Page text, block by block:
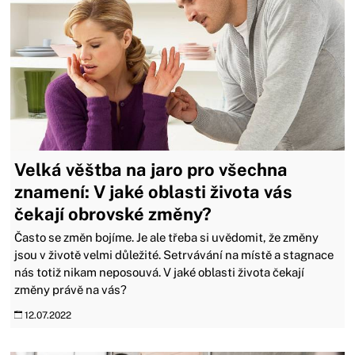
Velká věštba na jaro pro všechna
znamení: V jaké oblasti života vás
čekají obrovské změny?
Často se změn bojíme. Je ale třeba si uvědomit, že změny
jsou v životě velmi důležité. Setrvávání na místě a stagnace
nás totiž nikam neposouvá. V jaké oblasti života čekají
změny právě na vás?
12.07.2022